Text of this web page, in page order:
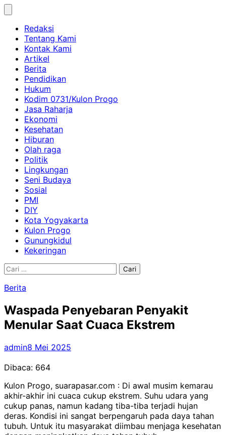
Skip
contentRedaksi
Tentang Kami
Kontak Kami
Artikel
Berita
Pendidikan
Hukum
Kodim 0731/Kulon Progo
Jasa Raharja
Ekonomi
Kesehatan
Hiburan
Olah raga
Politik
Lingkungan
Seni Budaya
Sosial
PMI
DIY
Kota Yogyakarta
Kulon Progo
Gunungkidul
Kekeringan
Cari
Berita
Waspada Penyebaran Penyakit
Menular Saat Cuaca Ekstrem
admin8 Mei 2025
Dibaca: 664
Kulon Progo, suarapasar.com : Di awal musim kemarau
akhir-akhir ini cuaca cukup ekstrem. Suhu udara yang
cukup panas, namun kadang tiba-tiba terjadi hujan
deras. Kondisi ini sangat berpengaruh pada daya tahan
tubuh. Untuk itu masyarakat diimbau menjaga kesehatan